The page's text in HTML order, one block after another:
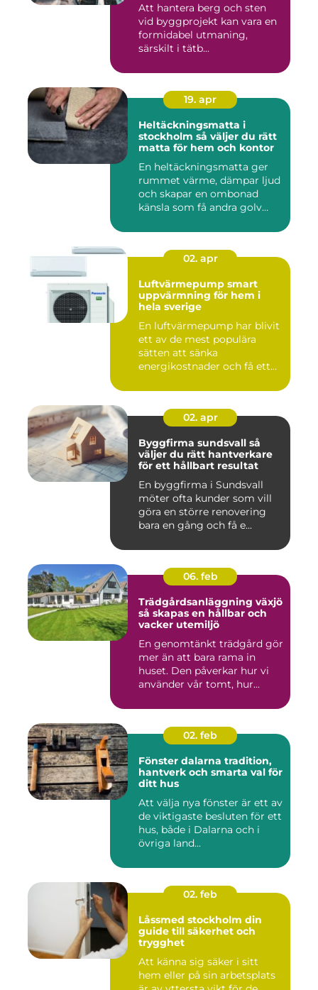
Att hantera berg och sten
vid byggprojekt kan vara en
formidabel utmaning,
särskilt i tätb...
19. apr
Heltäckningsmatta i
stockholm så väljer du rätt
matta för hem och kontor
En heltäckningsmatta ger
rummet värme, dämpar ljud
och skapar en ombonad
känsla som få andra golv
02. apr
Luftvärmepump smart
uppvärmning för hem i
hela sverige
En luftvärmepump har blivit
ett av de mest populära
sätten att sänka
energikostnader och få ett
02. apr
Byggfirma sundsvall så
väljer du rätt hantverkare
för ett hållbart resultat
En byggfirma i Sundsvall
möter ofta kunder som vill
göra en större renovering
bara en gång och få e...
06. feb
Trädgårdsanläggning växjö
så skapas en hållbar och
vacker utemiljö
En genomtänkt trädgård gör
mer än att bara rama in
huset. Den påverkar hur vi
använder vår tomt, hur...
02. feb
Fönster dalarna tradition,
hantverk och smarta val för
ditt hus
Att välja nya fönster är ett av
de viktigaste besluten för ett
hus, både i Dalarna och i
övriga land...
02. feb
Låssmed stockholm din
guide till säkerhet och
trygghet
Att känna sig säker i sitt
hem eller på sin arbetsplats